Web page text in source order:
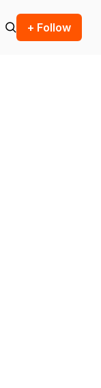
+ Follow